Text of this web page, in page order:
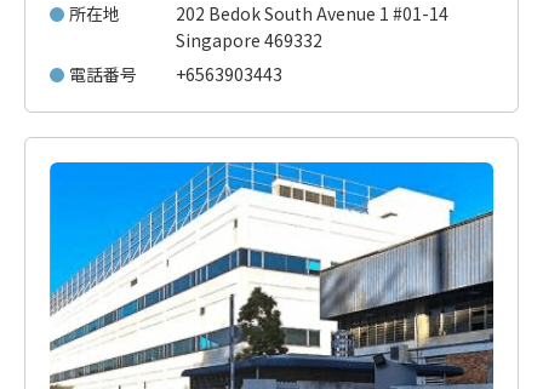
所在地
202 Bedok South Avenue 1 #01-14
Singapore 469332
電話番号
+6563903443